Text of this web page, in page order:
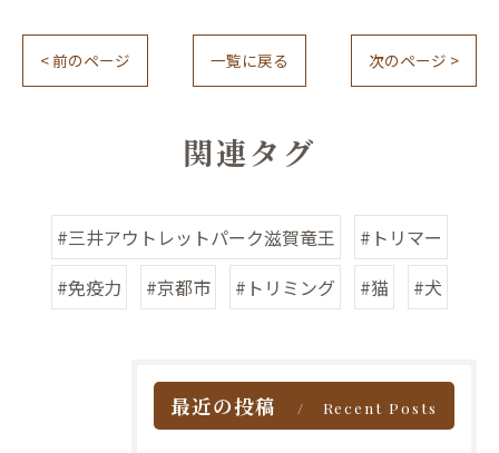
< 前のページ 一覧に戻る 次のページ >
関連タグ
#三井アウトレットパーク滋賀竜王
#トリマー
#免疫力
#京都市 #トリミング #猫 #犬
最近の投稿 Recent Posts